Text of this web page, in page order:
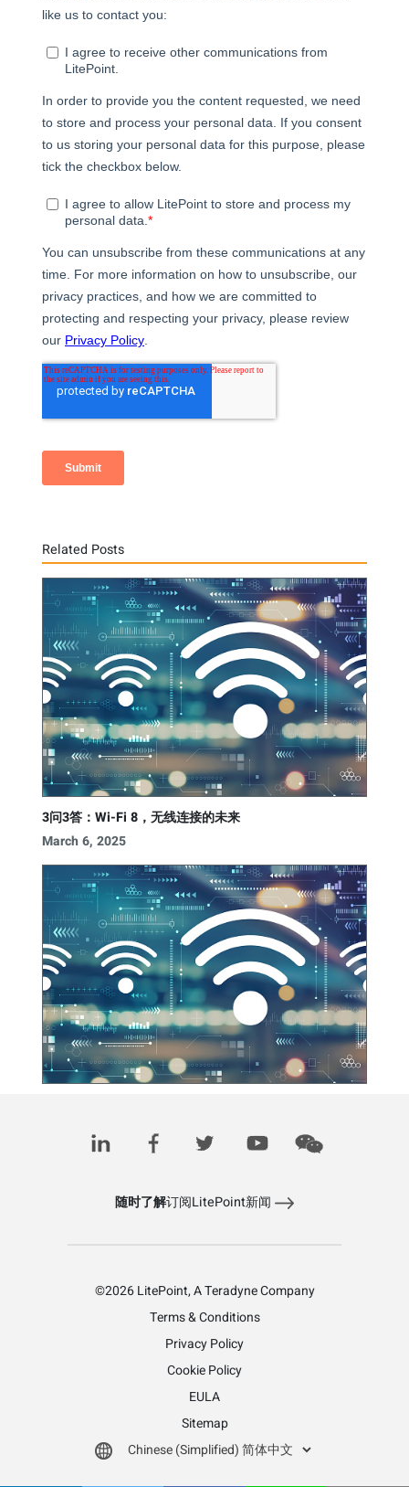
Related Posts
3问3答：Wi-Fi 8，无线连接的未来
March 6, 2025
随时了解订阅LitePoint新闻
©2026 LitePoint, A Teradyne Company
Terms & Conditions
Privacy Policy
Cookie Policy
EULA
Sitemap